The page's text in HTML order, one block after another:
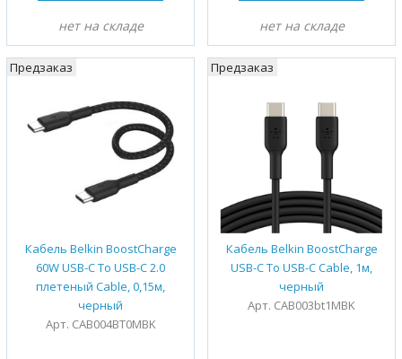
нет на складе нет на складе
Кабель Belkin BoostCharge
60W USB-C To USB-C 2.0
плетеный Cable, 0,15м,
черный
Арт. CAB004BT0MBK
Предзаказ
Кабель Belkin BoostCharge
USB-C To USB-C Cable, 1м,
черный
Арт. CAB003bt1MBK
Предзаказ